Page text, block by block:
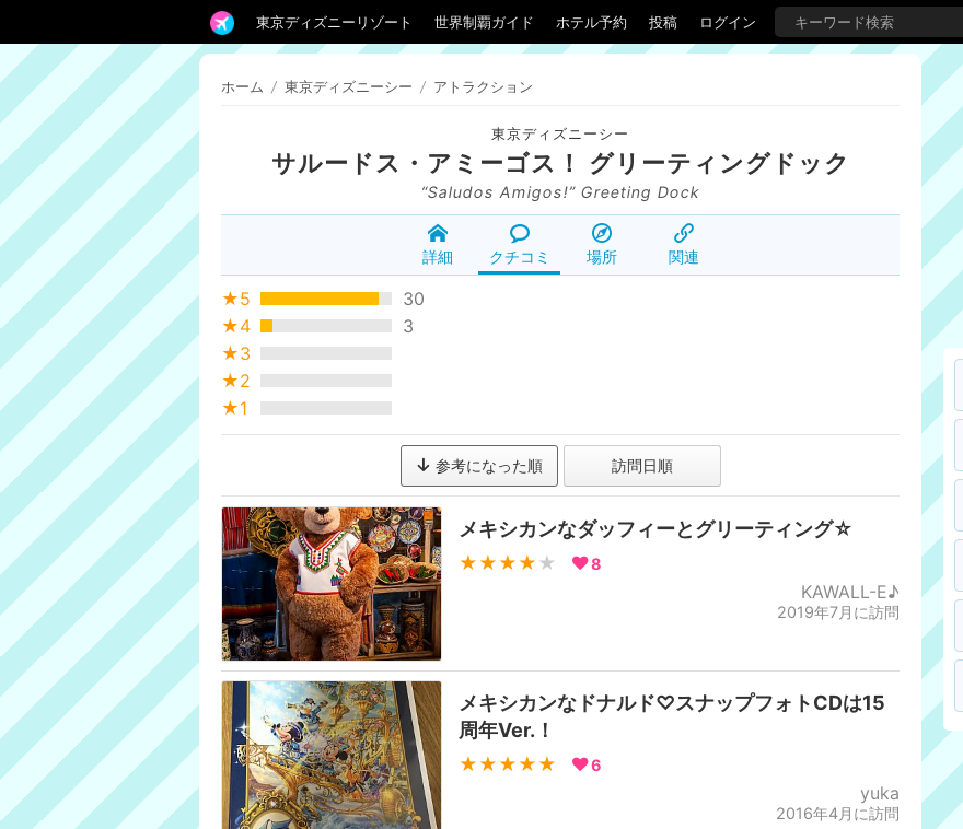
東京ディズニーリゾート 世界制覇ガイド ホテル予約 投稿 ログイン
ホーム / 東京ディズニーシー / アトラクション
東京ディズニーシー
サルードス・アミーゴス！ グリーティングドック
“Saludos Amigos!” Greeting Dock
詳細 クチコミ 場所 関連
★5
30
★4
3
★3
★2
★1
参考になった順 訪問日順
メキシカンなダッフィーとグリーティング☆
★★★★ ★ 8
KAWALL-E♪
2019年7月に訪問
メキシカンなドナルド♡スナップフォトCDは15
周年Ver.！
★★★★★ 6
yuka
2016年4月に訪問